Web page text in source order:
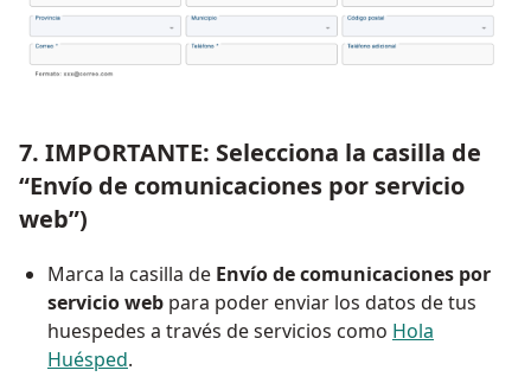
7. IMPORTANTE: Selecciona la casilla de
“Envío de comunicaciones por servicio
web”)
Marca la casilla de Envío de comunicaciones por
servicio web para poder enviar los datos de tus
huespedes a través de servicios como Hola
Huésped.